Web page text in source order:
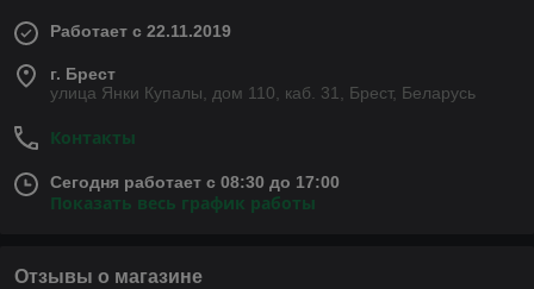
Работает с 22.11.2019
г. Брест
улица Янки Купалы, дом 110, каб. 31, Брест, Беларусь
Контакты
Сегодня работает с 08:30 до 17:00
Показать весь график работы
Отзывы о магазине